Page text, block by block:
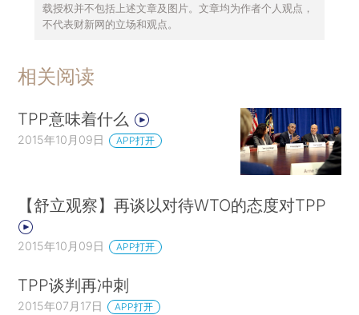
载授权并不包括上述文章及图片。文章均为作者个人观点，
不代表财新网的立场和观点。
相关阅读
TPP意味着什么
2015年10月09日 APP打开
【舒立观察】再谈以对待WTO的态度对TPP
2015年10月09日 APP打开
TPP谈判再冲刺
2015年07月17日 APP打开